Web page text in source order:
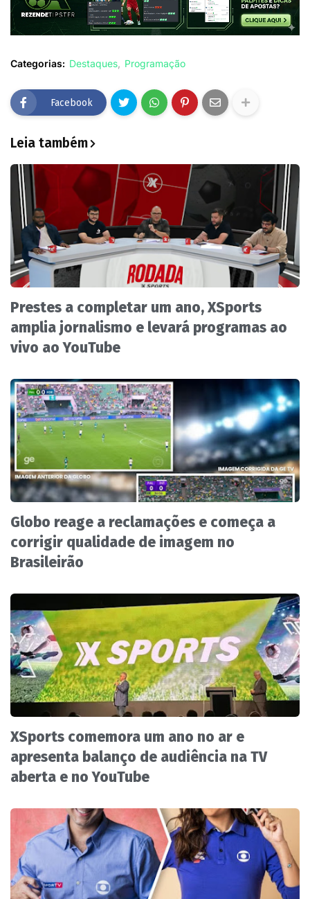
Categorias: Destaques Programação
Facebook
Leia também
Prestes a completar um ano, XSports
amplia jornalismo e levará programas ao
vivo ao YouTube
Globo reage a reclamações e começa a
corrigir qualidade de imagem no
Brasileirão
XSports comemora um ano no ar e
apresenta balanço de audiência na TV
aberta e no YouTube